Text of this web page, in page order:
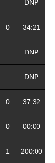
DNP
0 34:21
DNP
DNP
0 37:32
0 00:00
1 200:00